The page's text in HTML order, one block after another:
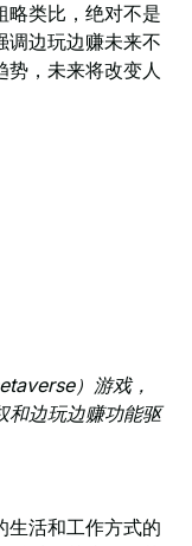
略类比，绝对不是
调边玩边赚未来不
势，未来将改变人
）游戏，
和边玩边赚功能驱
生活和工作方式的